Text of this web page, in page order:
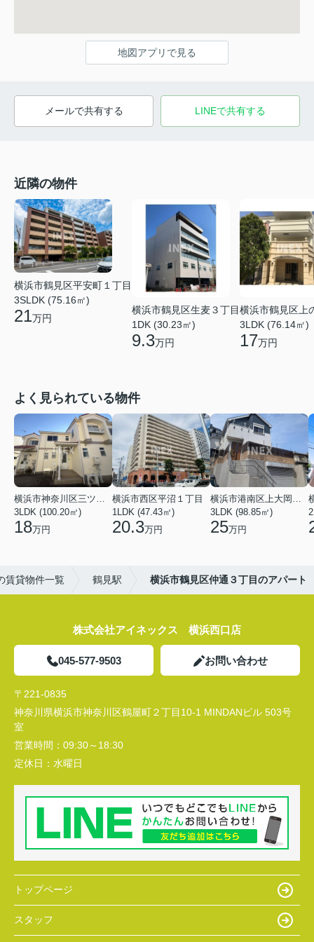
地図アプリで見る
メールで共有する LINEで共有する
近隣の物件
横浜市鶴見区平安町１丁目
3SLDK (75.16㎡)
21万円
横浜市鶴見区生麦３丁目
1DK (30.23㎡)
9.3万円
横浜市鶴見区上
3LDK (76.14㎡)
17万円
よく見られている物件
横浜市神奈川区三ツ沢上町
3LDK (100.20㎡)
18万円
横浜市西区平沼１丁目
1LDK (47.43㎡)
20.3万円
横浜市港南区上大岡東２丁目
3LDK (98.85㎡)
25万円
賃貸物件一覧 鶴見駅 横浜市鶴見区仲通３丁目のアパート
株式会社アイネックス 横浜西口店
045-577-9503 お問い合わせ
〒221-0835
神奈川県横浜市神奈川区鶴屋町２丁目10-1 MINDANビル 503号
室
営業時間： 09:30～18:30
定休日： 水曜日
トップページ
スタッフ